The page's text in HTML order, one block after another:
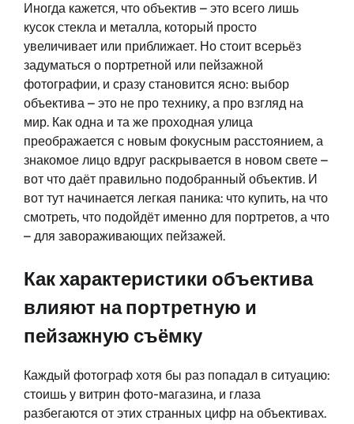
Иногда кажется, что объектив – это всего лишь
кусок стекла и металла, который просто
увеличивает или приближает. Но стоит всерьёз
задуматься о портретной или пейзажной
фотографии, и сразу становится ясно: выбор
объектива – это не про технику, а про взгляд на
мир. Как одна и та же проходная улица
преображается с новым фокусным расстоянием, а
знакомое лицо вдруг раскрывается в новом свете –
вот что даёт правильно подобранный объектив. И
вот тут начинается легкая паника: что купить, на что
смотреть, что подойдёт именно для портретов, а что
– для завораживающих пейзажей.
Как характеристики объектива
влияют на портретную и
пейзажную съёмку
Каждый фотограф хотя бы раз попадал в ситуацию:
стоишь у витрин фото-магазина, и глаза
разбегаются от этих странных цифр на объективах.